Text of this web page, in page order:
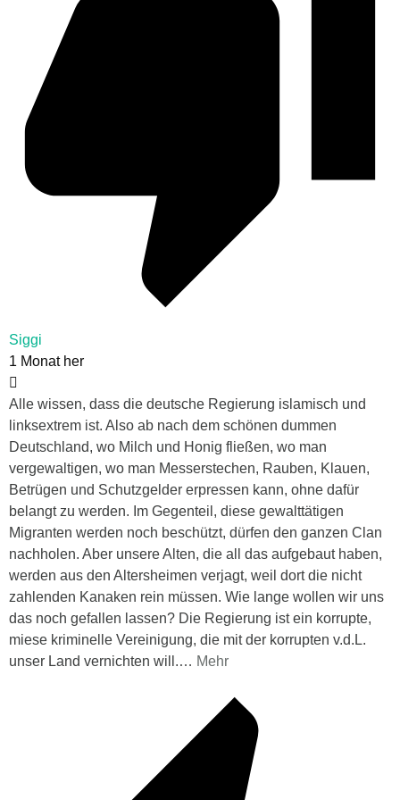
Siggi
1 Monat her
Alle wissen, dass die deutsche Regierung islamisch und
linksextrem ist. Also ab nach dem schönen dummen
Deutschland, wo Milch und Honig fließen, wo man
vergewaltigen, wo man Messerstechen, Rauben, Klauen,
Betrügen und Schutzgelder erpressen kann, ohne dafür
belangt zu werden. Im Gegenteil, diese gewalttätigen
Migranten werden noch beschützt, dürfen den ganzen Clan
nachholen. Aber unsere Alten, die all das aufgebaut haben,
werden aus den Altersheimen verjagt, weil dort die nicht
zahlenden Kanaken rein müssen. Wie lange wollen wir uns
das noch gefallen lassen? Die Regierung ist ein korrupte,
miese kriminelle Vereinigung, die mit der korrupten v.d.L.
unser Land vernichten will.… Mehr